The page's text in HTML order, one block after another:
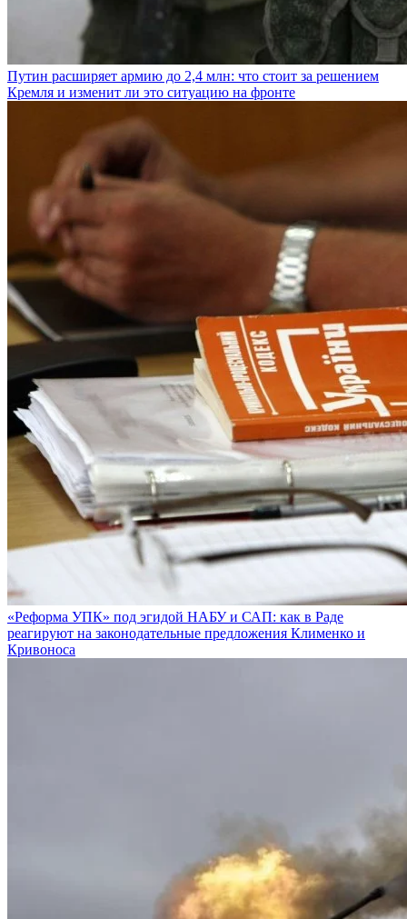
Путин расширяет армию до 2,4 млн: что стоит за решением
Кремля и изменит ли это ситуацию на фронте
«Реформа УПК» под эгидой НАБУ и САП: как в Раде
реагируют на законодательные предложения Клименко и
Кривоноса